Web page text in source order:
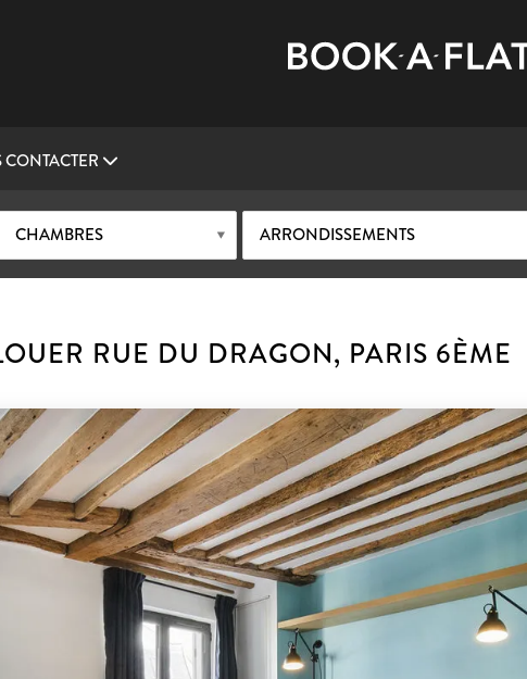
CHAMBRES ARRONDISSEMENTS
RUE DU DRAGON, PARIS 6ÈME